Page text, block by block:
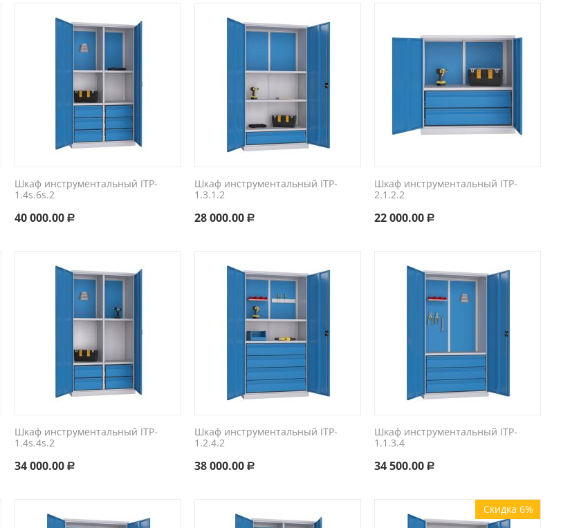
Шкаф инструментальный ITP-
1.4s.6s.2
40 000.00 Р
Шкаф инструментальный ITP-
1.3.1.2
28 000.00 Р
Шкаф инструментальный ITP-
2.1.2.2
22 000.00 Р
Шкаф инструментальный ITP-
1.4s.4s.2
34 000.00 Р
Шкаф инструментальный ITP-
1.2.4.2
38 000.00 Р
Шкаф инструментальный ITP-
1.1.3.4
34 500.00 Р
Скидка 6%